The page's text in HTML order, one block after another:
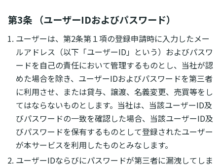
第3条 （ユーザーIDおよびパスワード）
ユーザーは、第2条第１項の登録申請時に入力したメー
ルアドレス（以下「ユーザーID」という）およびパスワ
ードを自己の責任において管理するものとし、当社が認
めた場合を除き、ユーザーIDおよびパスワードを第三者
に利用させ、または貸与、譲渡、名義変更、売買等をし
てはならないものとします。当社は、当該ユーザーID及
びパスワードの一致を確認した場合、当該ユーザーID及
びパスワードを保有するものとして登録されたユーザー
が本サービスを利用したものとみなします。
ユーザーIDならびにパスワードが第三者に漏洩してしま